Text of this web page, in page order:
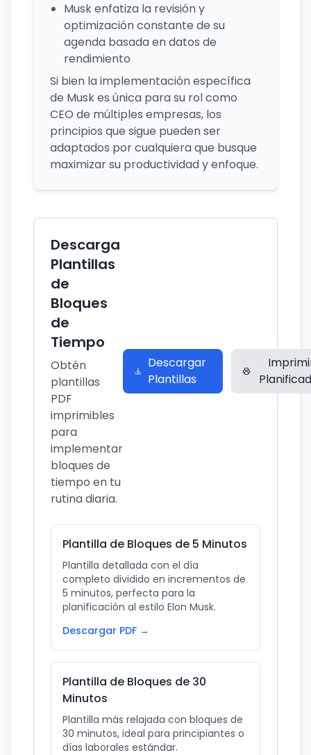
Musk enfatiza la revisión y
optimización constante de su
agenda basada en datos de
rendimiento
Si bien la implementación específica
de Musk es única para su rol como
CEO de múltiples empresas, los
principios que sigue pueden ser
adaptados por cualquiera que busque
maximizar su productividad y enfoque.
Descarga
Plantillas
de
Bloques
de
Tiempo
Obtén
plantillas
PDF
imprimibles
para
implementar
bloques de
tiempo en tu
rutina diaria.
Descargar
Plantillas
Plantilla de Bloques de 5 Minutos
Plantilla detallada con el día
completo dividido en incrementos de
5 minutos, perfecta para la
planificación al estilo Elon Musk.
Descargar PDF →
Plantilla de Bloques de 30
Minutos
Plantilla más relajada con bloques de
30 minutos, ideal para principiantes o
días laborales estándar.